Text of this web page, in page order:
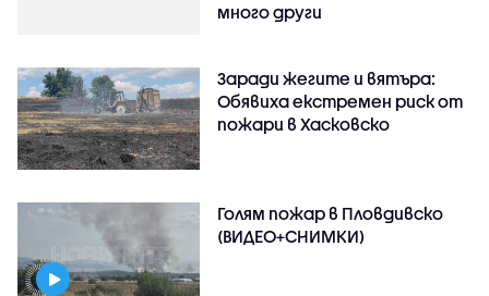
много други
Заради жегите и вятъра:
Обявиха екстремен риск от
пожари в Хасковско
Голям пожар в Пловдивско
(ВИДЕО+СНИМКИ)